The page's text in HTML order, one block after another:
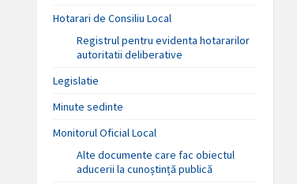
Hotarari de Consiliu Local
Registrul pentru evidenta hotararilor
autoritatii deliberative
Legislatie
Minute sedinte
Monitorul Oficial Local
Alte documente care fac obiectul
aducerii la cunoștință publică